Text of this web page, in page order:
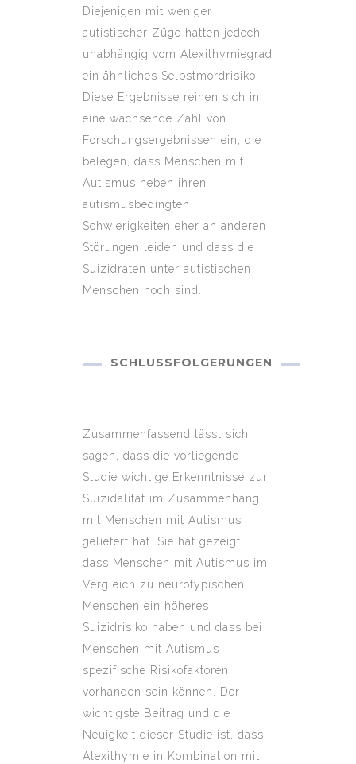
Diejenigen mit weniger
autistischer Züge hatten jedoch
unabhängig vom Alexithymiegrad
ein ähnliches Selbstmordrisiko.
Diese Ergebnisse reihen sich in
eine wachsende Zahl von
Forschungsergebnissen ein, die
belegen, dass Menschen mit
Autismus neben ihren
autismusbedingten
Schwierigkeiten eher an anderen
Störungen leiden und dass die
Suizidraten unter autistischen
Menschen hoch sind.
SCHLUSSFOLGERUNGEN
Zusammenfassend lässt sich
sagen, dass die vorliegende
Studie wichtige Erkenntnisse zur
Suizidalität im Zusammenhang
mit Menschen mit Autismus
geliefert hat. Sie hat gezeigt,
dass Menschen mit Autismus im
Vergleich zu neurotypischen
Menschen ein höheres
Suizidrisiko haben und dass bei
Menschen mit Autismus
spezifische Risikofaktoren
vorhanden sein können. Der
wichtigste Beitrag und die
Neuigkeit dieser Studie ist, dass
Alexithymie in Kombination mit